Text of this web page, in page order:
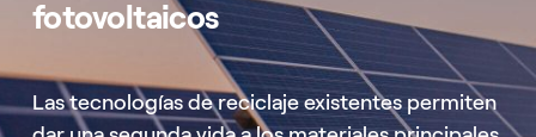
fotovoltaicos
Las tecnologías de reciclaje existentes permiten